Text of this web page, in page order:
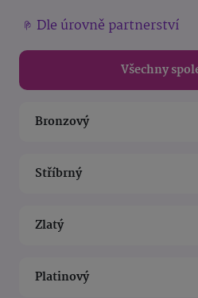
Dle úrovně partnerství
Všechny
Bronzový
Stříbrný
Zlatý
Platinový